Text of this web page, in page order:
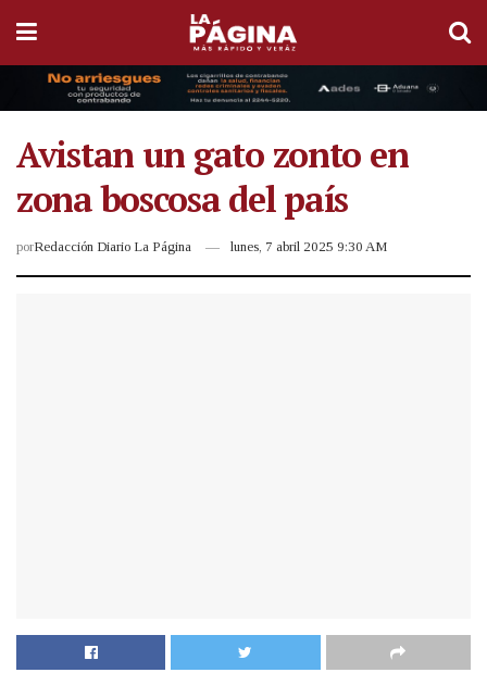
Avistan un gato zonto en
zona boscosa del país
porRedacción Diario La Página lunes, 7 abril 2025 9:30 AM